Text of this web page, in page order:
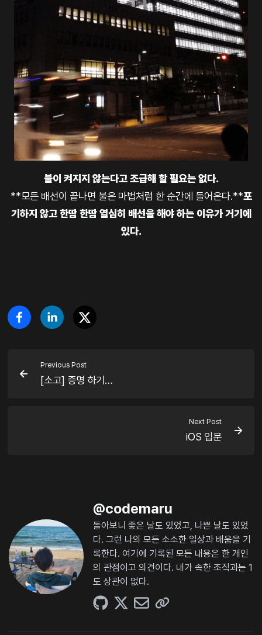
불이 켜지지 않는다고 조급해 할 필요는 없다.
**모든 배선이 끝나면 불은 마법처럼 한 순간에 들어온다.**포
기하지 않고 한땀 한땀 열심히 배선을 해야 하는 이유가 거기에
있다.
Previous Post
[소고] 증명 하기…
Next Post
iOS 입문
@codemaru
돌아보니 좋은 날도 있었고, 나쁜 날도 있었
다. 그런 나의 모든 소소한 일상과 배움을 기
록한다. 여기에 기록된 모든 내용은 한 개인
의 관점이고 의견이다. 내가 속한 조직과는 1
도 상관이 없다.